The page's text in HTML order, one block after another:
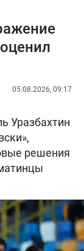
05.08.2026, 09:17
Уразбахтин
решения